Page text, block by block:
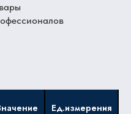
Ед.измерения